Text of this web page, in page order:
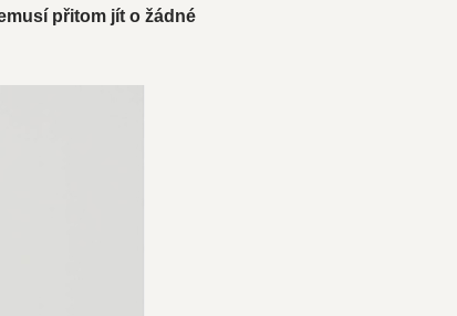
přitom jít o žádné